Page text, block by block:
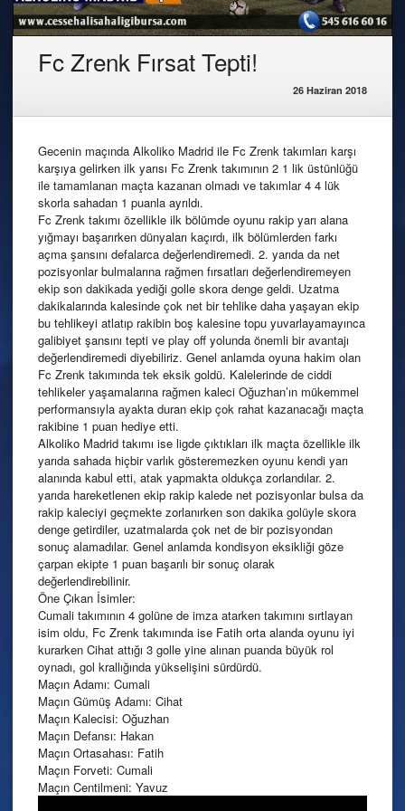
Fc Zrenk Fırsat Tepti!
26 Haziran 2018
Gecenin maçında Alkoliko Madrid ile Fc Zrenk takımları karşı
karşıya gelirken ilk yarısı Fc Zrenk takımının 2 1 lik üstünlüğü
ile tamamlanan maçta kazanan olmadı ve takımlar 4 4 lük
skorla sahadan 1 puanla ayrıldı.
Fc Zrenk takımı özellikle ilk bölümde oyunu rakip yarı alana
yığmayı başarırken dünyaları kaçırdı, ilk bölümlerden farkı
açma şansını defalarca değerlendiremedi. 2. yarıda da net
pozisyonlar bulmalarına rağmen fırsatları değerlendiremeyen
ekip son dakikada yediği golle skora denge geldi. Uzatma
dakikalarında kalesinde çok net bir tehlike daha yaşayan ekip
bu tehlikeyi atlatıp rakibin boş kalesine topu yuvarlayamayınca
galibiyet şansını tepti ve play off yolunda önemli bir avantajı
değerlendiremedi diyebiliriz. Genel anlamda oyuna hakim olan
Fc Zrenk takımında tek eksik goldü. Kalelerinde de ciddi
tehlikeler yaşamalarına rağmen kaleci Oğuzhan’ın mükemmel
performansıyla ayakta duran ekip çok rahat kazanacağı maçta
rakibine 1 puan hediye etti.
Alkoliko Madrid takımı ise ligde çıktıkları ilk maçta özellikle ilk
yarıda sahada hiçbir varlık gösteremezken oyunu kendi yarı
alanında kabul etti, atak yapmakta oldukça zorlandılar. 2.
yarıda hareketlenen ekip rakip kalede net pozisyonlar bulsa da
rakip kaleciyi geçmekte zorlanırken son dakika golüyle skora
denge getirdiler, uzatmalarda çok net de bir pozisyondan
sonuç alamadılar. Genel anlamda kondisyon eksikliği göze
çarpan ekipte 1 puan başarılı bir sonuç olarak
değerlendirebilinir.
Öne Çıkan İsimler:
Cumali takımının 4 golüne de imza atarken takımını sırtlayan
isim oldu, Fc Zrenk takımında ise Fatih orta alanda oyunu iyi
kurarken Cihat attığı 3 golle yine alınan puanda büyük rol
oynadı, gol krallığında yükselişini sürdürdü.
Maçın Adamı: Cumali
Maçın Gümüş Adamı: Cihat
Maçın Kalecisi: Oğuzhan
Maçın Defansı: Hakan
Maçın Ortasahası: Fatih
Maçın Forveti: Cumali
Maçın Centilmeni: Yavuz